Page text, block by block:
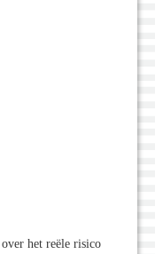
het reële risico